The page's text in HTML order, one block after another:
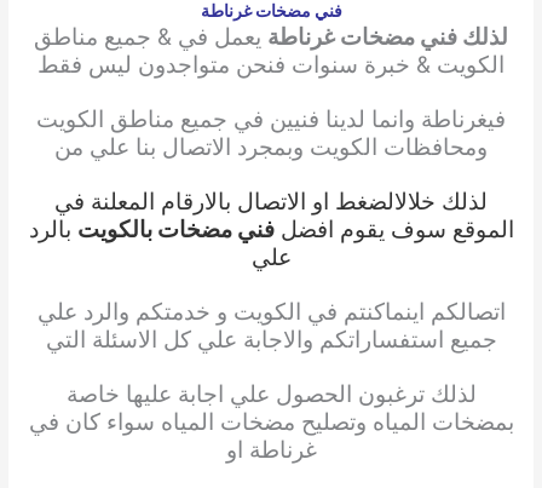
فني مضخات غرناطة
لذلك فني مضخات غرناطة يعمل في & جميع مناطق
الكويت & خبرة سنوات فنحن متواجدون ليس فقط
فيغرناطة وانما لدينا فنيين في جميع مناطق الكويت
ومحافظات الكويت وبمجرد الاتصال بنا علي من
لذلك خلالالضغط او الاتصال بالارقام المعلنة في
الموقع سوف يقوم افضلفني مضخات بالكويت بالرد
علي
اتصالكم اينماكنتم في الكويت و خدمتكم والرد علي
جميع استفساراتكم والاجابة علي كل الاسئلة التي
لذلك ترغبون الحصول علي اجابة عليها خاصة
بمضخات المياه وتصليح مضخات المياه سواء كان في
غرناطة او